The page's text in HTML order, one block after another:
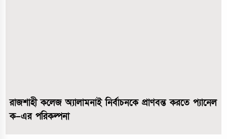
রাজশাহী কলেজ অ্যালামনাই নির্বাচনকে প্রাণবন্ত করতে প্যানেল
ক–এর পরিকল্পনা